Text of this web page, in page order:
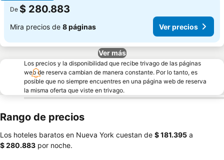
De $ 280.883
Mira precios de 8 páginas Ver precios
Ver más
Los precios y la disponibilidad que recibe trivago de las páginas
web de reserva cambian de manera constante. Por lo tanto, es
posible que no siempre encuentres en una página web de reserva
la misma oferta que viste en trivago.
Rango de precios
Los hoteles baratos en Nueva York cuestan de ‎$ 181.395 a
‎$ 280.883 por noche.